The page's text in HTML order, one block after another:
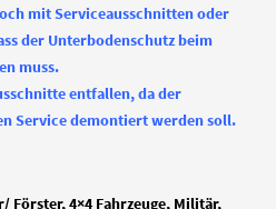
mit Serviceausschnitten oder
der Unterbodenschutz beim
muss.
entfallen, da der
Service demontiert werden soll.
Förster, 4×4 Fahrzeuge, Militär,